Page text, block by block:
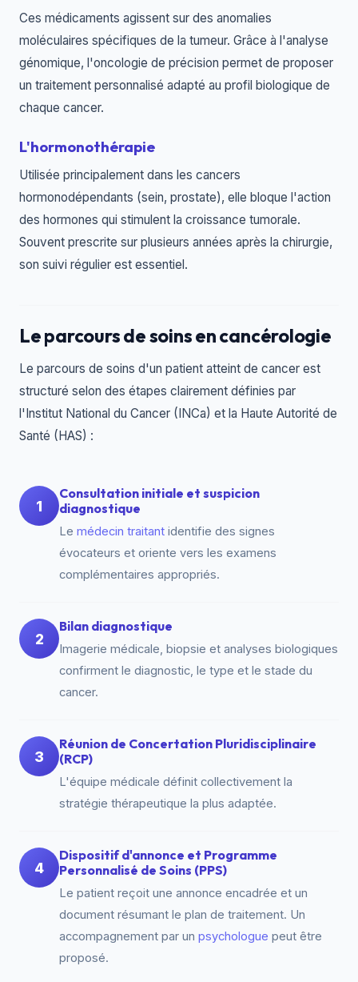
Ces médicaments agissent sur des anomalies
moléculaires spécifiques de la tumeur. Grâce à l'analyse
génomique, l'oncologie de précision permet de proposer
un traitement personnalisé adapté au profil biologique de
chaque cancer.
L'hormonothérapie
Utilisée principalement dans les cancers
hormonodépendants (sein, prostate), elle bloque l'action
des hormones qui stimulent la croissance tumorale.
Souvent prescrite sur plusieurs années après la chirurgie,
son suivi régulier est essentiel.
Le parcours de soins en cancérologie
Le parcours de soins d'un patient atteint de cancer est
structuré selon des étapes clairement définies par
l'Institut National du Cancer (INCa) et la Haute Autorité de
Santé (HAS) :
1
Consultation initiale et suspicion
diagnostique
Le médecin traitant identifie des signes
évocateurs et oriente vers les examens
complémentaires appropriés.
2
Bilan diagnostique
Imagerie médicale, biopsie et analyses biologiques
confirment le diagnostic, le type et le stade du
cancer.
3
Réunion de Concertation Pluridisciplinaire
(RCP)
L'équipe médicale définit collectivement la
stratégie thérapeutique la plus adaptée.
4
Dispositif d'annonce et Programme
Personnalisé de Soins (PPS)
Le patient reçoit une annonce encadrée et un
document résumant le plan de traitement. Un
accompagnement par un psychologue peut être
proposé.